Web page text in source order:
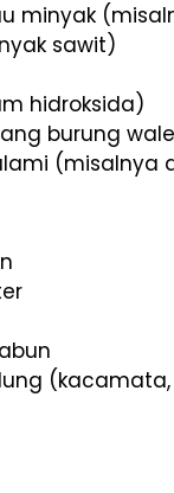
minyak
sawit)
hidroksida)
burung
(misalnya